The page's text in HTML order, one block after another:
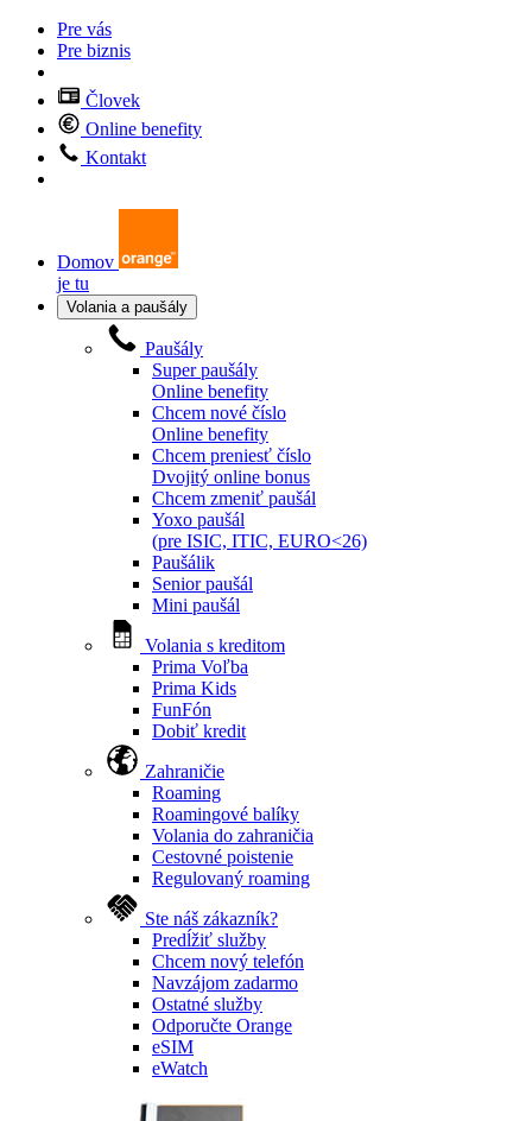
Pre vás
Pre biznis
Človek
Online benefity
Kontakt
Domov
je tu
Volania a paušály
Paušály
Super paušály
Online benefity
Chcem nové číslo
Online benefity
Chcem preniesť číslo
Dvojitý online bonus
Chcem zmeniť paušál
Yoxo paušál
(pre ISIC, ITIC, EURO<26)
Paušálik
Senior paušál
Mini paušál
Volania s kreditom
Prima Voľba
Prima Kids
FunFón
Dobiť kredit
Zahraničie
Roaming
Roamingové balíky
Volania do zahraničia
Cestovné poistenie
Regulovaný roaming
Ste náš zákazník?
Predĺžiť služby
Chcem nový telefón
Navzájom zadarmo
Ostatné služby
Odporučte Orange
eSIM
eWatch